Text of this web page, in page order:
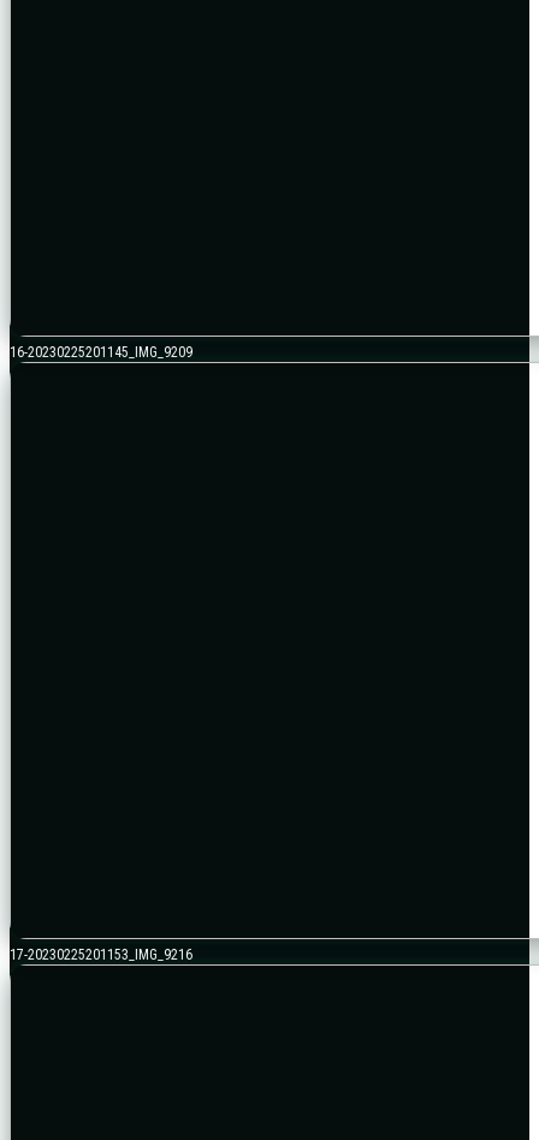
16-20230225201145_IMG_9209
17-20230225201153_IMG_9216